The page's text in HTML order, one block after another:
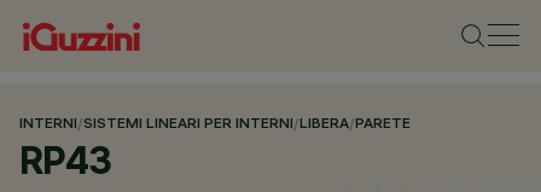
INTERNI/SISTEMI LINEARI PER INTERNI/LIBERA/PARETE
RP43